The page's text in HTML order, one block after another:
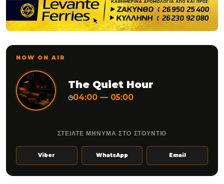
NOW ON AIR
The Quiet Hour
◷04:00 — 05:00
ΣΤΕΙΛΤΕ ΜΗΝΥΜΑ ΣΤΟ ΣΤΟΥΝΤΙΟ
Viber WhatsApp Email